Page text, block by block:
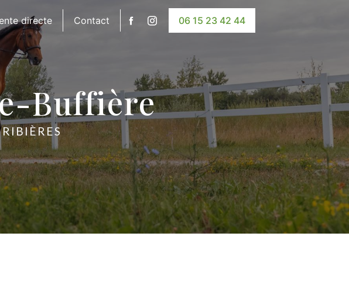
directe Contact 06 15 23 42 44
Buffière